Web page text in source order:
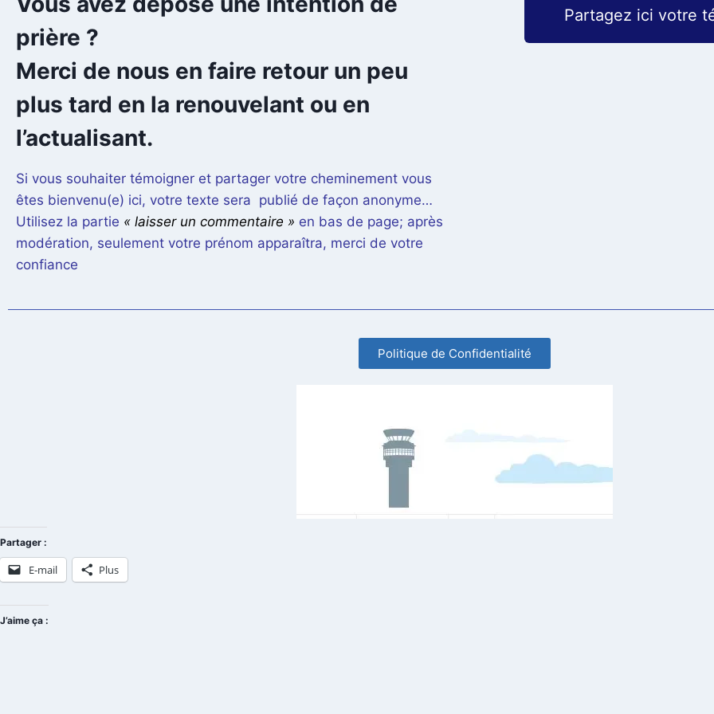
prière ?
Merci de nous en faire retour un peu
plus tard en la renouvelant ou en
l’actualisant.
Si vous souhaiter témoigner et partager votre cheminement vous
êtes bienvenu(e) ici, votre texte sera publié de façon anonyme…
Utilisez la partie « laisser un commentaire » en bas de page; après
modération, seulement votre prénom apparaîtra, merci de votre
confiance
Partagez ici votre
Politique de Confidentialité
Partager :
E-mail Plus
J’aime ça :